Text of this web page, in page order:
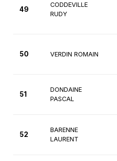
49
CODDEVILLE
RUDY
50 VERDIN ROMAIN
51
DONDAINE
PASCAL
52
BARENNE
LAURENT